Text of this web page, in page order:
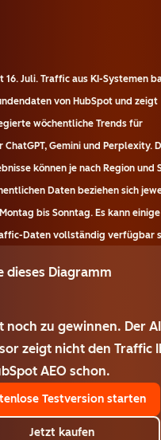
16. Juli. Traffic aus KI-Systemen
von HubSpot und zeigt
wöchentliche Trends für
Gemini und Perplexity.
können je nach Region und
Daten beziehen sich
bis Sonntag. Es kann
Daten vollständig verfügbar
dieses Diagramm
noch zu gewinnen. Der AI
zeigt nicht den Traffic
AEO schon.
Testversion starten
Jetzt kaufen